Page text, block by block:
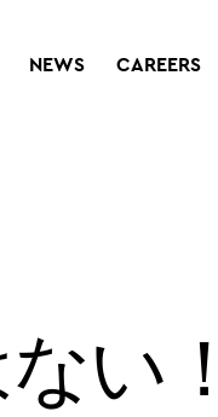
NEWS CAREERS
い